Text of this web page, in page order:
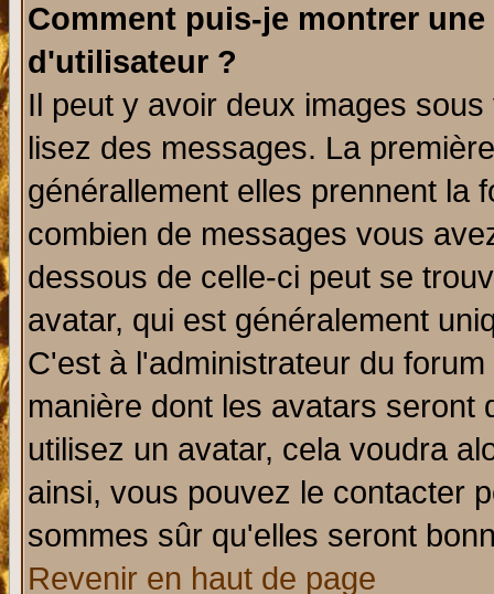
Comment puis-je montrer
d'utilisateur ?
Il peut y avoir deux images
lisez des messages. La
générallement elles prennent la
combien de messages vous
dessous de celle-ci peut se
avatar, qui est généralement
C'est à l'administrateur du
manière dont les avatars seront
utilisez un avatar, cela voudra
ainsi, vous pouvez le contacter
sommes sûr qu'elles seront
Revenir en haut de page